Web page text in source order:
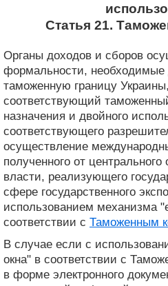
Статья 21.
Органы доходов и сборов
формальности, необходимые
таможенную границу
соответствующий
назначения и двойного
соответствующего
осуществление
полученного от
власти, реализующего
сфере государственного
использованием механизма
соответствии с Таможенным
В случае если с
окна" в соответствии с
в форме электронного